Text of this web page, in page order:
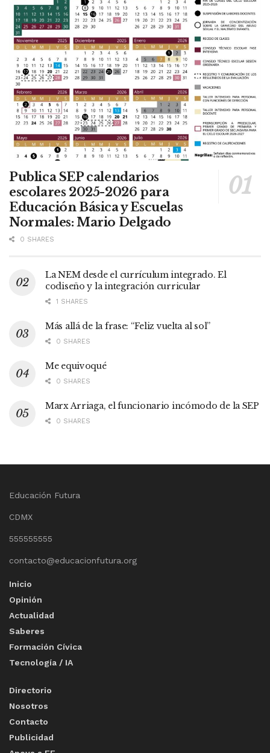
Publica SEP calendarios
escolares 2025-2026 para
Educación Básica y Escuelas
Normales: Mario Delgado
0 SHARES
La NEM desde el currículum integrado. El
codiseño y la integración curricular
1 SHARES
Más allá de la frase: “Feliz vuelta al sol”
0 SHARES
Me equivoqué
0 SHARES
Marx Arriaga, el funcionario incómodo de la SEP
0 SHARES
Educación Futura
CDMX
555555555
contacto@educacionfutura.org
Inicio
Opinión
Actualidad
Saberes
Formación Cívica
Tecnología / IA
Directorio
Nosotros
Contacto
Publicidad